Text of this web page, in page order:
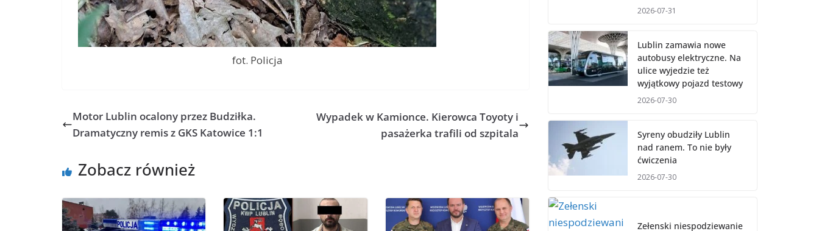
fot. Policja
Motor Lublin ocalony przez Budziłka.
Dramatyczny remis z GKS Katowice 1:1
Wypadek w Kamionce. Kierowca Toyoty i
pasażerka trafili od szpitala
Zobacz również
2026-07-31
Lublin zamawia nowe
autobusy elektryczne. Na
ulice wyjedzie też
wyjątkowy pojazd testowy
2026-07-30
Syreny obudziły Lublin
nad ranem. To nie były
ćwiczenia
2026-07-30
Zełenski niespodziewanie